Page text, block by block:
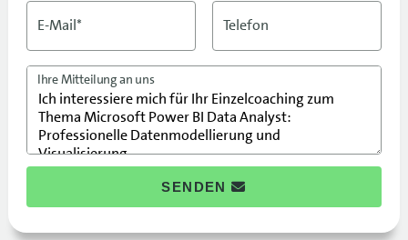
E-Mail* Telefon
Ihre Mitteilung an uns
SENDEN